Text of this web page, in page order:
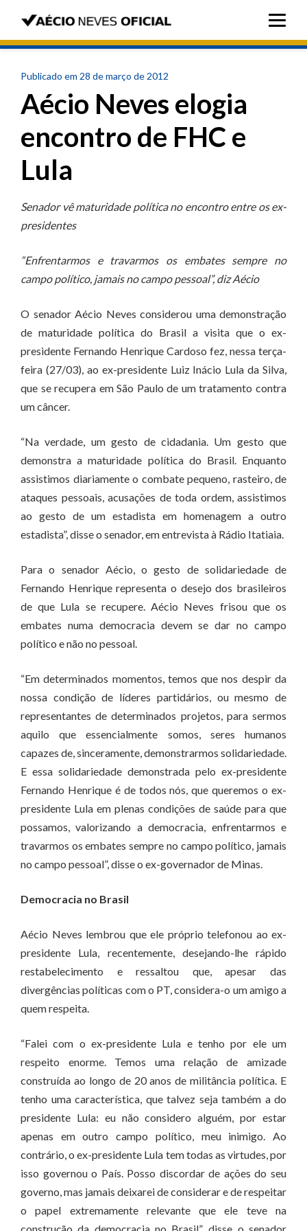
Publicado em 28 de março de 2012
Aécio Neves elogia
encontro de FHC e
Lula
Senador vê maturidade política no encontro entre os ex-
presidentes
“Enfrentarmos e travarmos os embates sempre no
campo político, jamais no campo pessoal”, diz Aécio
O senador Aécio Neves considerou uma demonstração
de maturidade política do Brasil a visita que o ex-
presidente Fernando Henrique Cardoso fez, nessa terça-
feira (27/03), ao ex-presidente Luiz Inácio Lula da Silva,
que se recupera em São Paulo de um tratamento contra
um câncer.
“Na verdade, um gesto de cidadania. Um gesto que
demonstra a maturidade política do Brasil. Enquanto
assistimos diariamente o combate pequeno, rasteiro, de
ataques pessoais, acusações de toda ordem, assistimos
ao gesto de um estadista em homenagem a outro
estadista”, disse o senador, em entrevista à Rádio Itatiaia.
Para o senador Aécio, o gesto de solidariedade de
Fernando Henrique representa o desejo dos brasileiros
de que Lula se recupere. Aécio Neves frisou que os
embates numa democracia devem se dar no campo
político e não no pessoal.
“Em determinados momentos, temos que nos despir da
nossa condição de líderes partidários, ou mesmo de
representantes de determinados projetos, para sermos
aquilo que essencialmente somos, seres humanos
capazes de, sinceramente, demonstrarmos solidariedade.
E essa solidariedade demonstrada pelo ex-presidente
Fernando Henrique é de todos nós, que queremos o ex-
presidente Lula em plenas condições de saúde para que
possamos, valorizando a democracia, enfrentarmos e
travarmos os embates sempre no campo político, jamais
no campo pessoal”, disse o ex-governador de Minas.
Democracia no Brasil
Aécio Neves lembrou que ele próprio telefonou ao ex-
presidente Lula, recentemente, desejando-lhe rápido
restabelecimento e ressaltou que, apesar das
divergências políticas com o PT, considera-o um amigo a
quem respeita.
“Falei com o ex-presidente Lula e tenho por ele um
respeito enorme. Temos uma relação de amizade
construída ao longo de 20 anos de militância política. E
tenho uma característica, que talvez seja também a do
presidente Lula: eu não considero alguém, por estar
apenas em outro campo político, meu inimigo. Ao
contrário, o ex-presidente Lula tem todas as virtudes, por
isso governou o País. Posso discordar de ações do seu
governo, mas jamais deixarei de considerar e de respeitar
o papel extremamente relevante que ele teve na